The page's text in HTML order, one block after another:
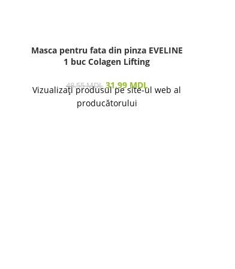
Masca pentru fata din pinza EVELINE
1 buc Colagen Lifting
48.55MDL 31.99 MDL
Vizualizați produsul pe site-ul web al
producătorului